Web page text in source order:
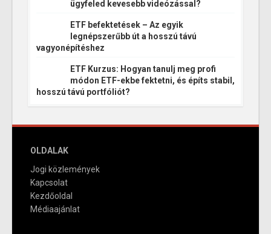
ügyfeled kevesebb videózással?
ETF befektetések – Az egyik
legnépszerűbb út a hosszú távú
vagyonépítéshez
ETF Kurzus: Hogyan tanulj meg profi
módon ETF-ekbe fektetni, és építs stabil,
hosszú távú portfóliót?
OLDALAK
Jogi közlemények
Kapcsolat
Kezdőoldal
Médiaajánlat